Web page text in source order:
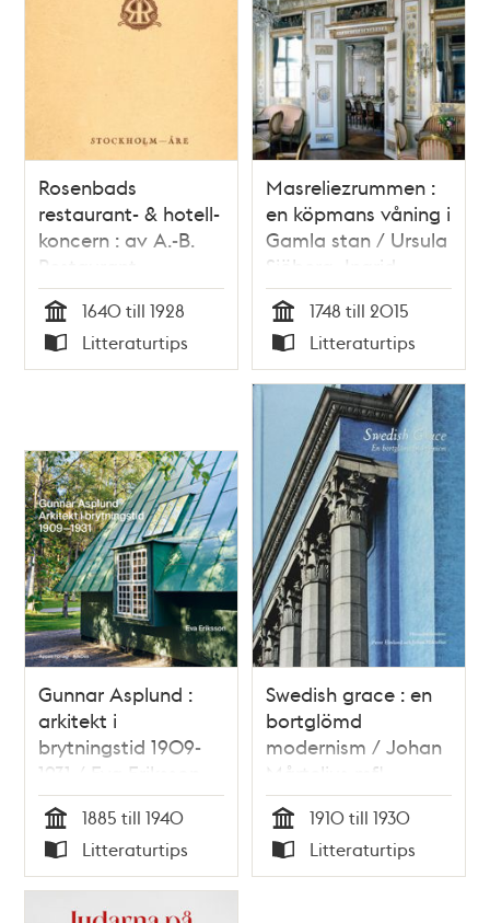
Rosenbads
restaurant- & hotell-
koncern : av A.-B.
Restaurant
Rosenbad
administerade
företag, uppförda
eller ombyggda av
Tid
1640 till 1928
Typ
Litteraturtips
Masreliezrummen :
en köpmans våning i
Gamla stan / Ursula
Sjöberg, Ingrid
Sjöström
Tid
1748 till 2015
Typ
Litteraturtips
Gunnar Asplund :
arkitekt i
brytningstid 1909-
1931 / Eva Eriksson
Tid
1885 till 1940
Typ
Litteraturtips
Swedish grace : en
bortglömd
modernism / Johan
Mårtelius mfl.
Tid
1910 till 1930
Typ
Litteraturtips